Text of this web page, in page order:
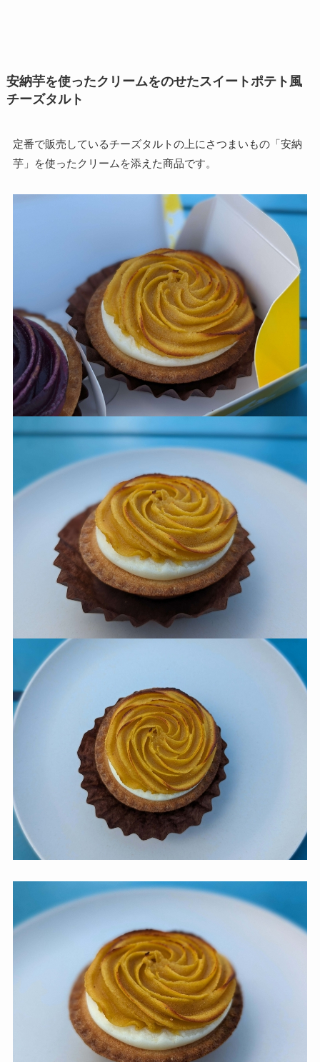
安納芋を使ったクリームをのせたスイートポテト風
チーズタルト
定番で販売しているチーズタルトの上にさつまいもの「安納
芋」を使ったクリームを添えた商品です。